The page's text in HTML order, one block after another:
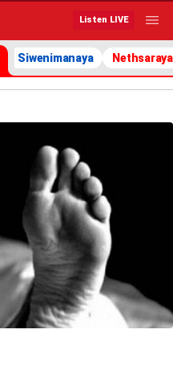
Listen LIVE
Siwenimanaya Nethsaraya